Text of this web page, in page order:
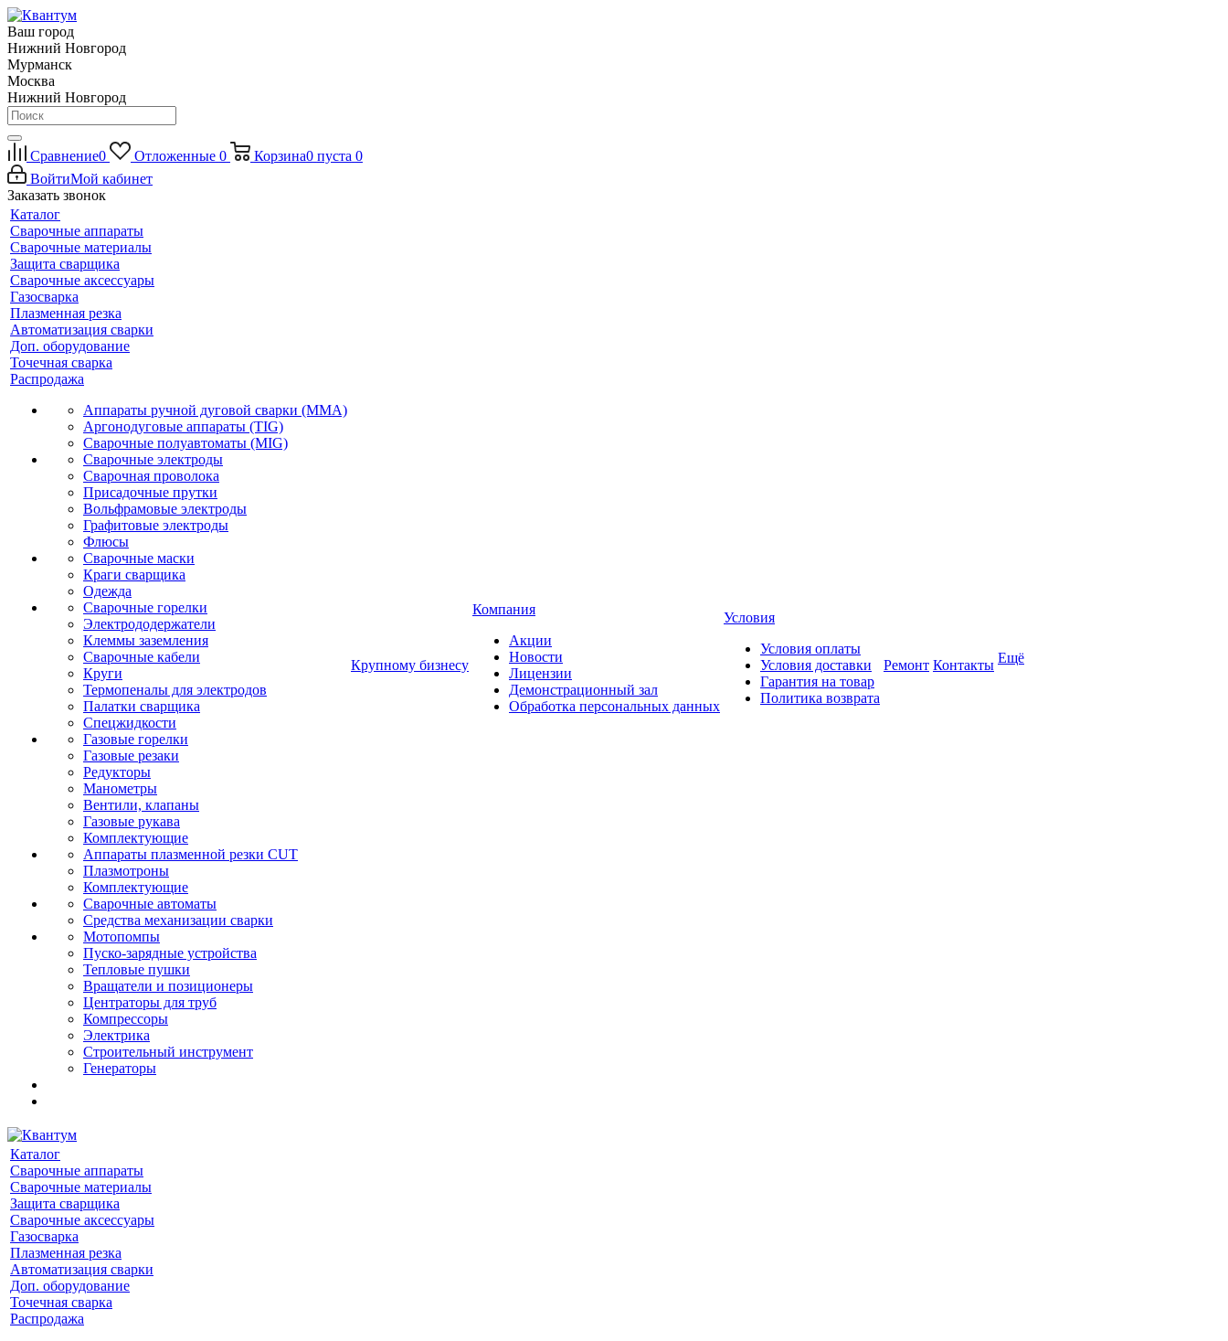
Ваш город
Нижний Новгород
Мурманск
Москва
Нижний Новгород
Сравнение0 Отложенные 0 Корзина0 пуста 0
ВойтиМой кабинет
Заказать звонок
Каталог
Сварочные аппараты
Сварочные материалы
Защита сварщика
Сварочные аксессуары
Газосварка
Плазменная резка
Автоматизация сварки
Доп. оборудование
Точечная сварка
Распродажа
Аппараты ручной дуговой сварки (MMA)
Аргонодуговые аппараты (TIG)
Сварочные полуавтоматы (MIG)
Сварочные электроды
Сварочная проволока
Присадочные прутки
Вольфрамовые электроды
Графитовые электроды
Флюсы
Сварочные маски
Краги сварщика
Одежда
Сварочные горелки
Электрододержатели
Клеммы заземления
Сварочные кабели
Круги
Термопеналы для электродов
Палатки сварщика
Спецжидкости
Газовые горелки
Газовые резаки
Редукторы
Манометры
Вентили, клапаны
Газовые рукава
Комплектующие
Аппараты плазменной резки CUT
Плазмотроны
Комплектующие
Сварочные автоматы
Средства механизации сварки
Мотопомпы
Пуско-зарядные устройства
Тепловые пушки
Вращатели и позиционеры
Центраторы для труб
Компрессоры
Электрика
Строительный инструмент
Генераторы
Крупному бизнесу
Компания
Акции
Новости
Лицензии
Демонстрационный зал
Обработка персональных данных
Условия
Условия оплаты
Условия доставки
Гарантия на товар
Политика возврата
Ремонт Контакты Ещё
Каталог
Сварочные аппараты
Сварочные материалы
Защита сварщика
Сварочные аксессуары
Газосварка
Плазменная резка
Автоматизация сварки
Доп. оборудование
Точечная сварка
Распродажа